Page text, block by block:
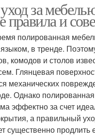
за
правила и
полированная
в тренде.
комодов и столов
Глянцевая
механических
Однако
эффектно за счет
а правильный
существенно продлить